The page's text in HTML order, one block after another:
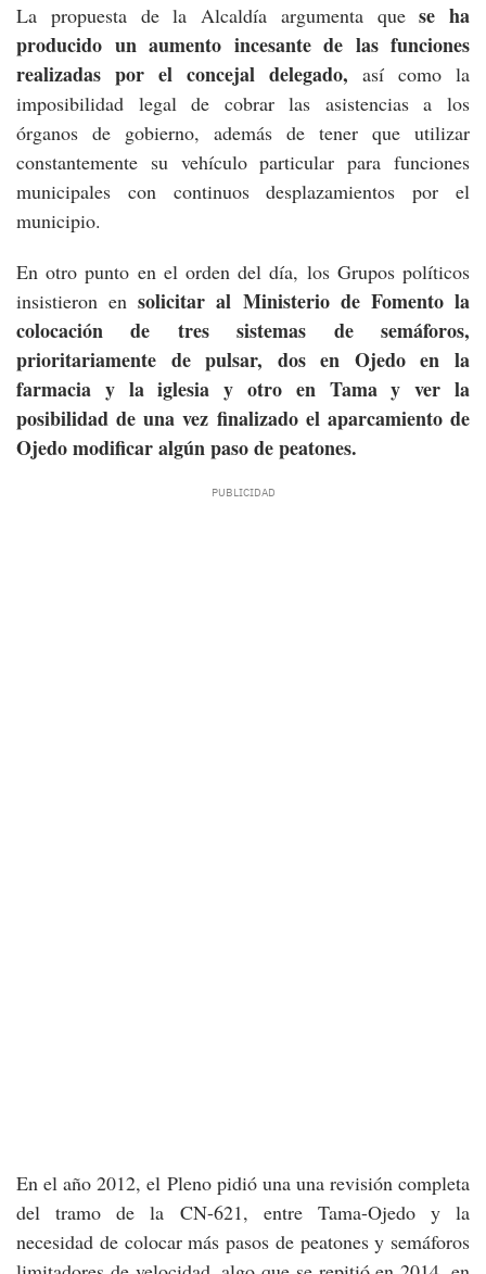
La propuesta de la Alcaldía argumenta quese ha
producido un aumento incesante de las funciones
realizadas por el concejal delegado, así como la
imposibilidad legal de cobrar las asistencias a los
órganos de gobierno, además de tener que utilizar
constantemente su vehículo particular para funciones
municipales con continuos desplazamientos por el
municipio.
En otro punto en el orden del día, los Grupos políticos
insistieron ensolicitar al Ministerio de Fomento la
colocación de tres sistemas de semáforos,
prioritariamente de pulsar, dos en Ojedo en la
farmacia y la iglesia y otro en Tama y ver la
posibilidad de una vez finalizado el aparcamiento de
Ojedo modificar algún paso de peatones.
En el año 2012, el Pleno pidió una una revisión completa
del tramo de la CN-621, entre Tama-Ojedo y la
necesidad de colocar más pasos de peatones y semáforos